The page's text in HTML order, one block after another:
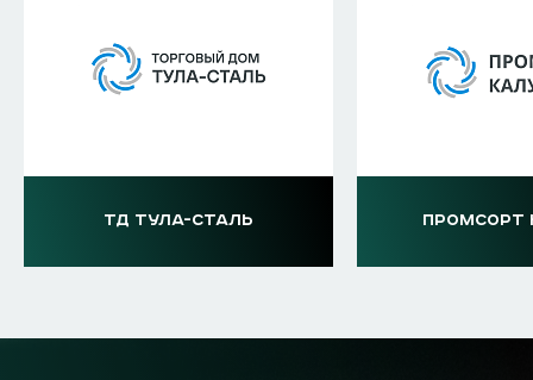
ТД ТУЛА-СТАЛЬ ПРОМСОРТ